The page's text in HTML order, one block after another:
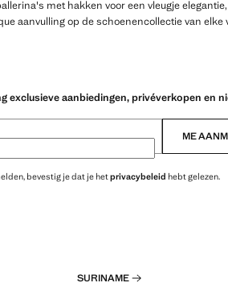
met hakken voor een vleugje
aanvulling op de schoenencollectie van elke
exclusieve aanbiedingen, privéverkopen en
ME
bevestig je dat je hetprivacybeleid hebt gelezen.
SURINAME